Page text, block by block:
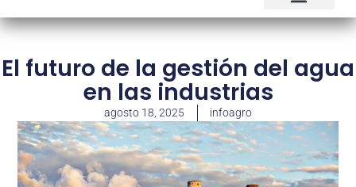
El futuro de la gestión del agua
en las industrias
agosto 18, 2025 infoagro